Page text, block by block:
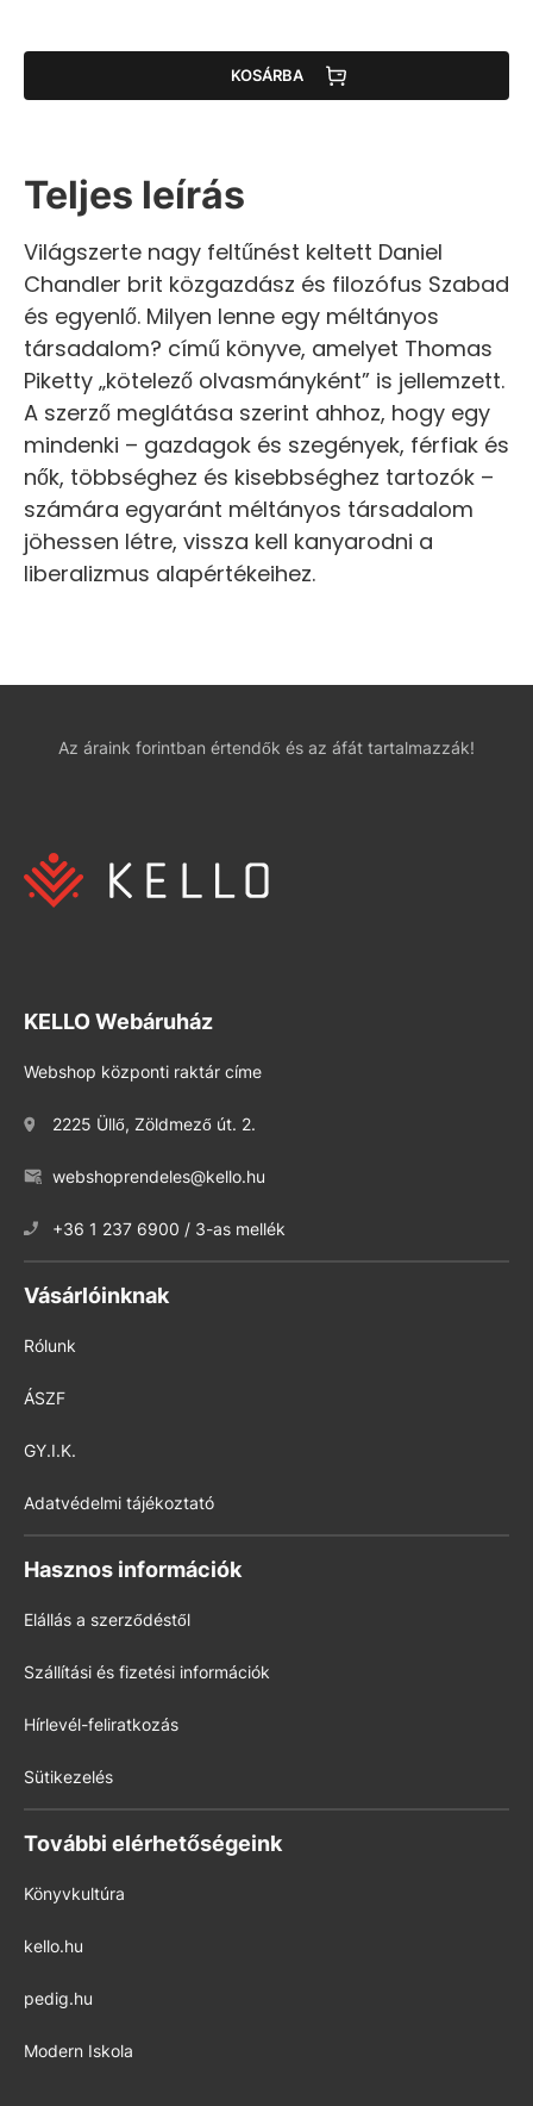
KOSÁRBA
Teljes leírás
Világszerte nagy feltűnést keltett Daniel
Chandler brit közgazdász és filozófus Szabad
és egyenlő. Milyen lenne egy méltányos
társadalom? című könyve, amelyet Thomas
Piketty „kötelező olvasmányként” is jellemzett.
A szerző meglátása szerint ahhoz, hogy egy
mindenki – gazdagok és szegények, férfiak és
nők, többséghez és kisebbséghez tartozók –
számára egyaránt méltányos társadalom
jöhessen létre, vissza kell kanyarodni a
liberalizmus alapértékeihez.
Az áraink forintban értendők és az áfát tartalmazzák!
KELLO Webáruház
Webshop központi raktár címe
2225 Üllő, Zöldmező út. 2.
webshoprendeles@kello.hu
+36 1 237 6900 / 3-as mellék
Vásárlóinknak
Rólunk
ÁSZF
GY.I.K.
Adatvédelmi tájékoztató
Hasznos információk
Elállás a szerződéstől
Szállítási és fizetési információk
Hírlevél-feliratkozás
Sütikezelés
További elérhetőségeink
Könyvkultúra
kello.hu
pedig.hu
Modern Iskola